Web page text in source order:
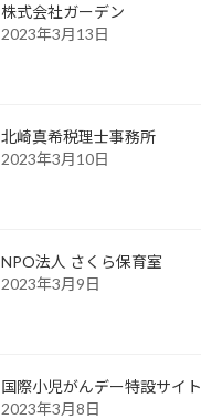
株式会社ガーデン
2023年3月13日
北崎真希税理士事務所
2023年3月10日
NPO法人 さくら保育室
2023年3月9日
国際小児がんデー特設サイト
2023年3月8日